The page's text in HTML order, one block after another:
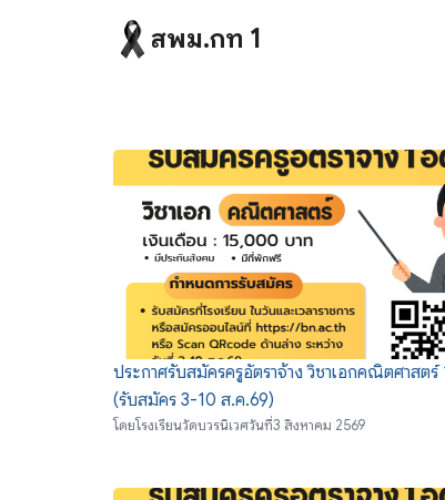
สพม.กท 1
ประกาศรับสมัครครูอัตราจ้าง วิชาเอกคณิตศาสตร์
(รับสมัคร 3-10 ส.ค.69)
โดยโรงเรียนวัดบวรนิเวศวันที่3 สิงหาคม 2569